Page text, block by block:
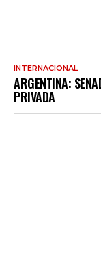
INTERNACIONAL
ARGENTINA:
PRIVADA